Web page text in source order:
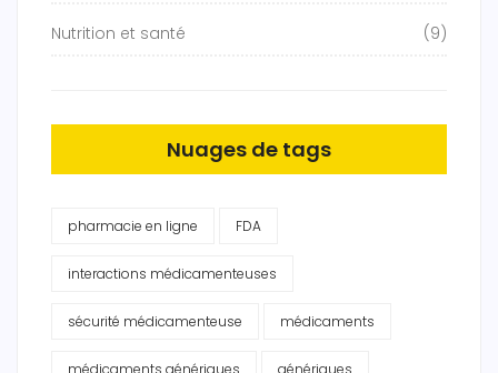
Nutrition et santé (9)
Nuages de tags
pharmacie en ligne FDA
interactions médicamenteuses
sécurité médicamenteuse médicaments